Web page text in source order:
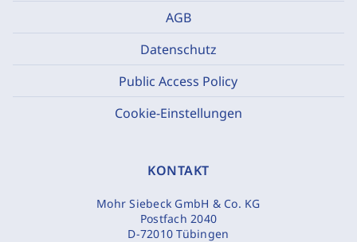
AGB
Datenschutz
Public Access Policy
Cookie-Einstellungen
KONTAKT
Mohr Siebeck GmbH & Co. KG
Postfach 2040
D-72010 Tübingen